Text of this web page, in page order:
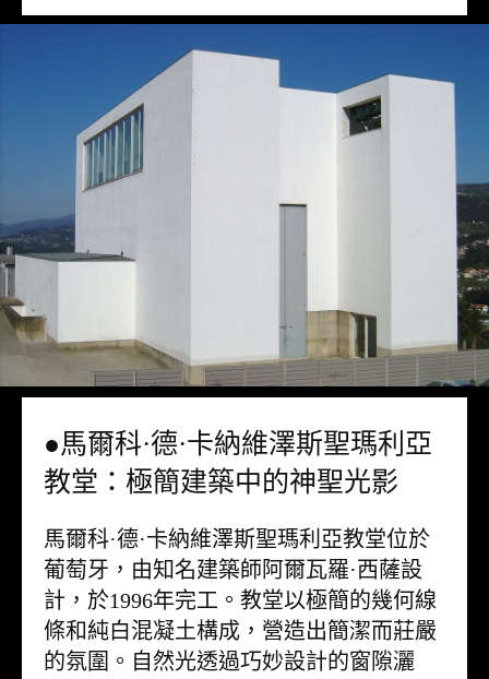
●馬爾科·德·卡納維澤斯聖瑪利亞
教堂：極簡建築中的神聖光影
馬爾科·德·卡納維澤斯聖瑪利亞教堂位於
葡萄牙，由知名建築師阿爾瓦羅·西薩設
計，於1996年完工。教堂以極簡的幾何線
條和純白混凝土構成，營造出簡潔而莊嚴
的氛圍。自然光透過巧妙設計的窗隙灑